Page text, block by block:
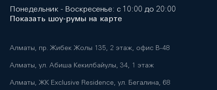
Понедельник - Воскресенье: с 10:00 до 20:00
Показать шоу-румы на карте
Алматы, пр. Жибек Жолы 135, 2 этаж, офис B-48
Алматы, ул. Абиша Кекилбайулы, 34, 1 этаж
Алматы, ЖК Exclusive Residence, ул. Бегалина, 68